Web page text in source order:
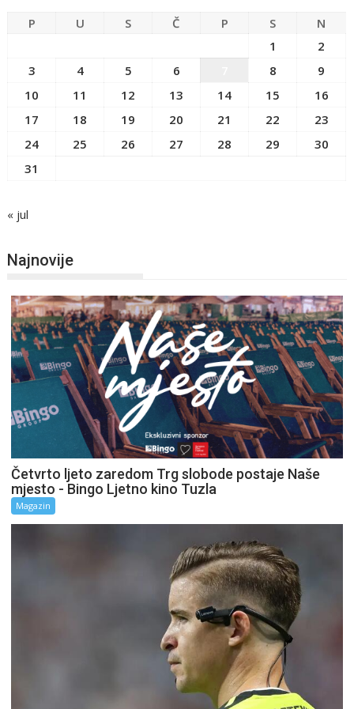
P U S Č P S
N
1
2
3
4 5 6 8
9
10
11 12 13 14 15
16
17
18 19 20 21 22
23
24
25 26 27 28 29
30
31
« jul
Najnovije
Četvrto ljeto zaredom Trg slobode postaje Naše
mjesto - Bingo Ljetno kino Tuzla
Magazin